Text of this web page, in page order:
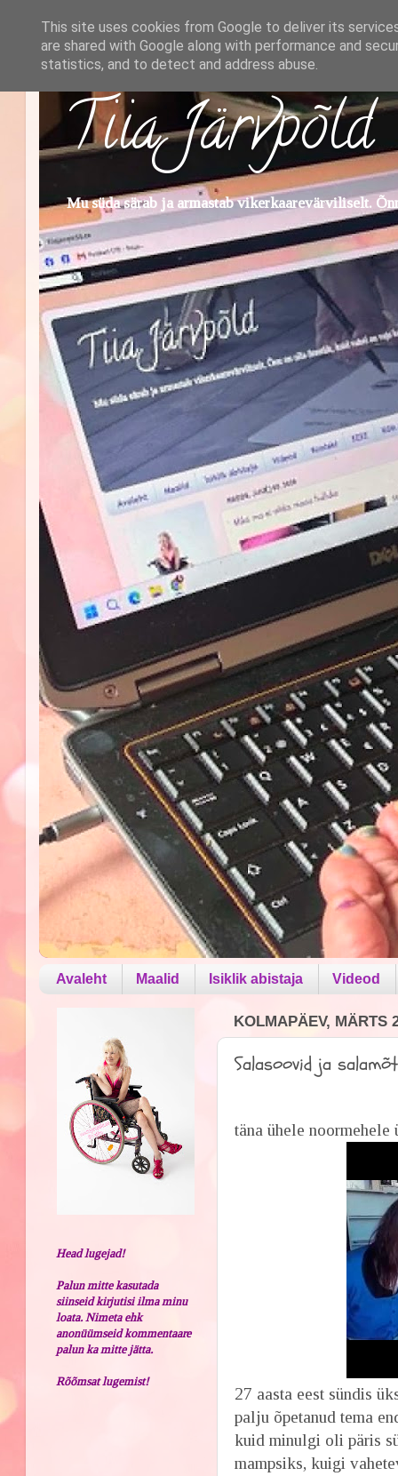
Tiia Järvpõld
Mu süda särab ja armastab vikerkaarevärviliselt.
Avaleht Maalid Isiklik abistaja Videod
KOLMAPÄEV, MÄRTS
Salasoovid ja
täna ühele noormehele
27 aasta eest sündis
palju õpetanud tema
kuid minulgi oli päris
mampsiks, kuigi
Head lugejad!
Palun mitte kasutada
siinseid kirjutisi ilma minu
loata. Nimeta ehk
anonüümseid kommentaare
palun ka mitte jätta.
Rõõmsat lugemist!
This site uses cookies from Google to deliver its
are shared with Google along with performance and
statistics, and to detect and address abuse.